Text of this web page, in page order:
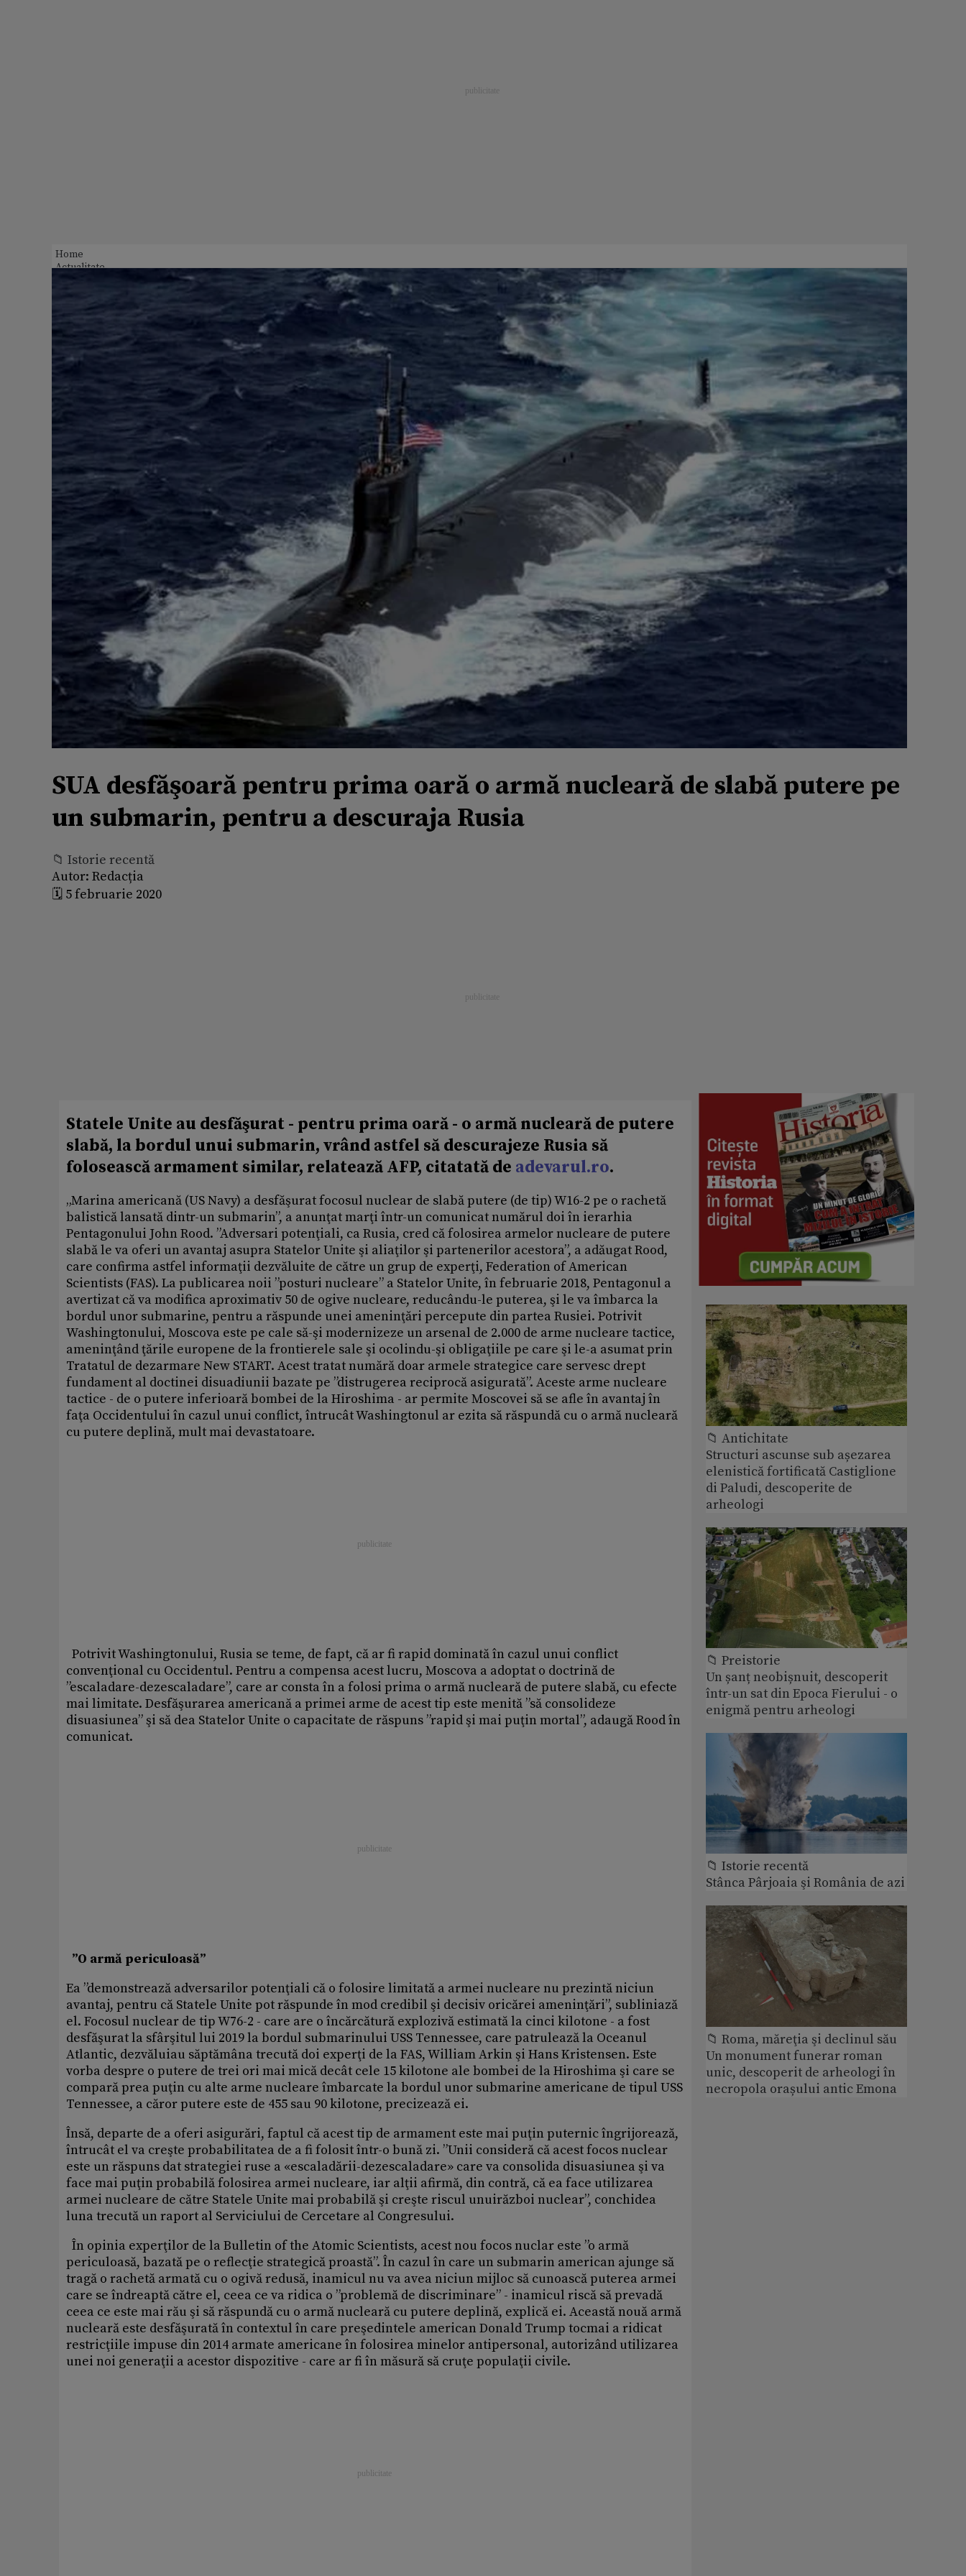
Home
Actualitate
SUA desfăşoară pentru prima oară o armă nucleară de slabă putere pe
un submarin, pentru a descuraja Rusia
📁 Istorie recentă
Autor: Redacția
🗓️ 5 februarie 2020
Statele Unite au desfăşurat - pentru prima oară - o armă nucleară de putere
slabă, la bordul unui submarin, vrând astfel să descurajeze Rusia să
folosească armament similar, relatează AFP, citatată de adevarul.ro.
„Marina americană (US Navy) a desfăşurat focosul nuclear de slabă putere (de tip) W16-2 pe o rachetă
balistică lansată dintr-un submarin”, a anunţat marţi într-un comunicat numărul doi în ierarhia
Pentagonului John Rood. ”Adversari potenţiali, ca Rusia, cred că folosirea armelor nucleare de putere
slabă le va oferi un avantaj asupra Statelor Unite şi aliaţilor şi partenerilor acestora”, a adăugat Rood,
care confirma astfel informaţii dezvăluite de către un grup de experţi, Federation of American
Scientists (FAS). La publicarea noii ”posturi nucleare” a Statelor Unite, în februarie 2018, Pentagonul a
avertizat că va modifica aproximativ 50 de ogive nucleare, reducându-le puterea, şi le va îmbarca la
bordul unor submarine, pentru a răspunde unei ameninţări percepute din partea Rusiei. Potrivit
Washingtonului, Moscova este pe cale să-şi modernizeze un arsenal de 2.000 de arme nucleare tactice,
ameninţând ţările europene de la frontierele sale şi ocolindu-şi obligaţiile pe care şi le-a asumat prin
Tratatul de dezarmare New START. Acest tratat numără doar armele strategice care servesc drept
fundament al doctinei disuadiunii bazate pe ”distrugerea reciprocă asigurată”. Aceste arme nucleare
tactice - de o putere inferioară bombei de la Hiroshima - ar permite Moscovei să se afle în avantaj în
faţa Occidentului în cazul unui conflict, întrucât Washingtonul ar ezita să răspundă cu o armă nucleară
cu putere deplină, mult mai devastatoare.
Potrivit Washingtonului, Rusia se teme, de fapt, că ar fi rapid dominată în cazul unui conflict
convenţional cu Occidentul. Pentru a compensa acest lucru, Moscova a adoptat o doctrină de
”escaladare-dezescaladare”, care ar consta în a folosi prima o armă nucleară de putere slabă, cu efecte
mai limitate. Desfăşurarea americană a primei arme de acest tip este menită ”să consolideze
disuasiunea” şi să dea Statelor Unite o capacitate de răspuns ”rapid şi mai puţin mortal”, adaugă Rood în
comunicat.
”O armă periculoasă”
Ea ”demonstrează adversarilor potenţiali că o folosire limitată a armei nucleare nu prezintă niciun
avantaj, pentru că Statele Unite pot răspunde în mod credibil şi decisiv oricărei ameninţări”, subliniază
el. Focosul nuclear de tip W76-2 - care are o încărcătură explozivă estimată la cinci kilotone - a fost
desfăşurat la sfârşitul lui 2019 la bordul submarinului USS Tennessee, care patrulează la Oceanul
Atlantic, dezvăluiau săptămâna trecută doi experţi de la FAS, William Arkin şi Hans Kristensen. Este
vorba despre o putere de trei ori mai mică decât cele 15 kilotone ale bombei de la Hiroshima şi care se
compară prea puţin cu alte arme nucleare îmbarcate la bordul unor submarine americane de tipul USS
Tennessee, a căror putere este de 455 sau 90 kilotone, precizează ei.
Însă, departe de a oferi asigurări, faptul că acest tip de armament este mai puţin puternic îngrijorează,
întrucât el va creşte probabilitatea de a fi folosit într-o bună zi. ”Unii consideră că acest focos nuclear
este un răspuns dat strategiei ruse a «escaladării-dezescaladare» care va consolida disuasiunea şi va
face mai puţin probabilă folosirea armei nucleare, iar alţii afirmă, din contră, că ea face utilizarea
armei nucleare de către Statele Unite mai probabilă şi creşte riscul unuirăzboi nuclear”, conchidea
luna trecută un raport al Serviciului de Cercetare al Congresului.
În opinia experţilor de la Bulletin of the Atomic Scientists, acest nou focos nuclar este ”o armă
periculoasă, bazată pe o reflecţie strategică proastă”. În cazul în care un submarin american ajunge să
tragă o rachetă armată cu o ogivă redusă, inamicul nu va avea niciun mijloc să cunoască puterea armei
care se îndreaptă către el, ceea ce va ridica o ”problemă de discriminare” - inamicul riscă să prevadă
ceea ce este mai rău şi să răspundă cu o armă nucleară cu putere deplină, explică ei. Această nouă armă
nucleară este desfăşurată în contextul în care preşedintele american Donald Trump tocmai a ridicat
restricţiile impuse din 2014 armate americane în folosirea minelor antipersonal, autorizând utilizarea
unei noi generaţii a acestor dispozitive - care ar fi în măsură să cruţe populaţii civile.
📁 Antichitate
Structuri ascunse sub așezarea
elenistică fortificată Castiglione
di Paludi, descoperite de
arheologi
📁 Preistorie
Un șanț neobișnuit, descoperit
într-un sat din Epoca Fierului - o
enigmă pentru arheologi
📁 Istorie recentă
Stânca Pârjoaia şi România de azi
📁 Roma, măreţia şi declinul său
Un monument funerar roman
unic, descoperit de arheologi în
necropola orașului antic Emona